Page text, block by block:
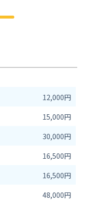
12,000円
15,000円
30,000円
16,500円
16,500円
48,000円